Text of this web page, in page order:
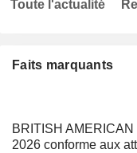
Faits marquants
BRITISH
2026 conforme aux
Toute l'actualité